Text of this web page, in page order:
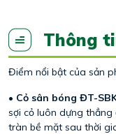
Thông
Điểm nổi bật của sản
• Cỏ sân bóng ĐT-
sợi cỏ luôn dựng
tràn bề mặt sau thời